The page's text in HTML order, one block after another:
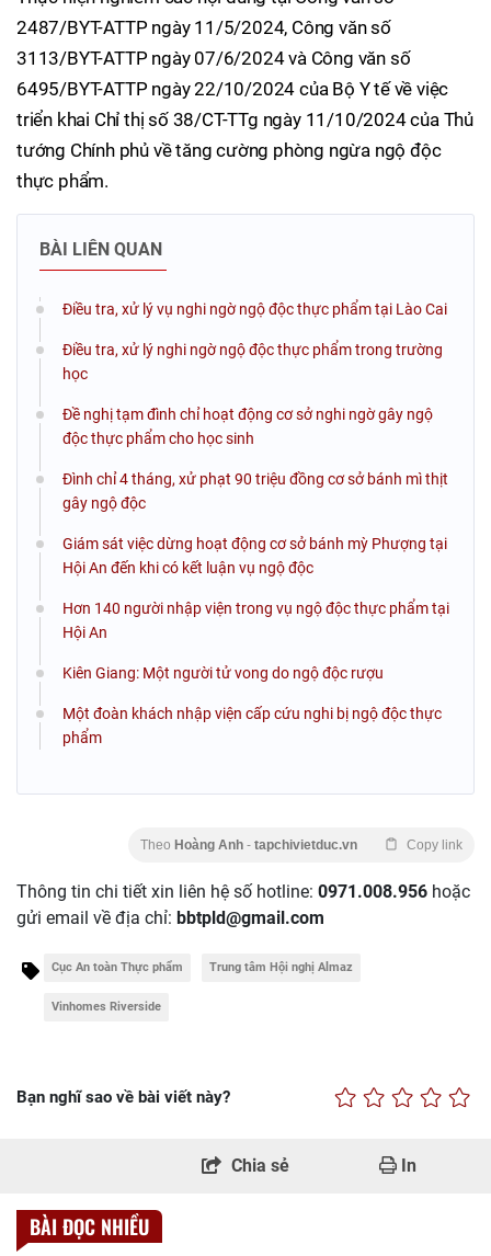
2487/BYT-ATTP ngày 11/5/2024, Công văn số
3113/BYT-ATTP ngày 07/6/2024 và Công văn số
6495/BYT-ATTP ngày 22/10/2024 của Bộ Y tế về việc
triển khai Chỉ thị số 38/CT-TTg ngày 11/10/2024 của Thủ
tướng Chính phủ về tăng cường phòng ngừa ngộ độc
thực phẩm.
BÀI LIÊN QUAN
Điều tra, xử lý vụ nghi ngờ ngộ độc thực phẩm tại Lào Cai
Điều tra, xử lý nghi ngờ ngộ độc thực phẩm trong trường
học
Đề nghị tạm đình chỉ hoạt động cơ sở nghi ngờ gây ngộ
độc thực phẩm cho học sinh
Đình chỉ 4 tháng, xử phạt 90 triệu đồng cơ sở bánh mì thịt
gây ngộ độc
Giám sát việc dừng hoạt động cơ sở bánh mỳ Phượng tại
Hội An đến khi có kết luận vụ ngộ độc
Hơn 140 người nhập viện trong vụ ngộ độc thực phẩm tại
Hội An
Kiên Giang: Một người tử vong do ngộ độc rượu
Một đoàn khách nhập viện cấp cứu nghi bị ngộ độc thực
phẩm
Theo Hoàng Anh - tapchivietduc.vn Copy link
Thông tin chi tiết xin liên hệ số hotline: 0971.008.956 hoặc
gửi email về địa chỉ: bbtpld@gmail.com
Cục An toàn Thực phẩm Trung tâm Hội nghị Almaz
Vinhomes Riverside
Bạn nghĩ sao về bài viết này?
Chia sẻ In
BÀI ĐỌC NHIỀU